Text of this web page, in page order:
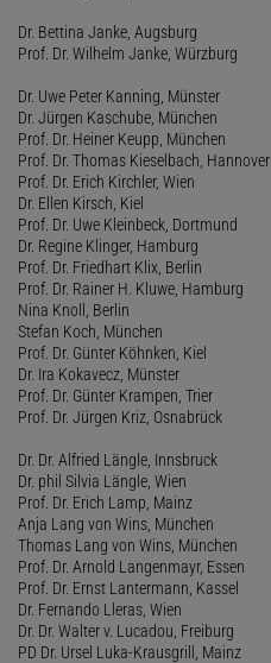
Dr. Bettina Janke, Augsburg
Prof. Dr. Wilhelm Janke, Würzburg
Dr. Uwe Peter Kanning, Münster
Dr. Jürgen Kaschube, München
Prof. Dr. Heiner Keupp, München
Prof. Dr. Thomas Kieselbach, Hannover
Prof. Dr. Erich Kirchler, Wien
Dr. Ellen Kirsch, Kiel
Prof. Dr. Uwe Kleinbeck, Dortmund
Dr. Regine Klinger, Hamburg
Prof. Dr. Friedhart Klix, Berlin
Prof. Dr. Rainer H. Kluwe, Hamburg
Nina Knoll, Berlin
Stefan Koch, München
Prof. Dr. Günter Köhnken, Kiel
Dr. Ira Kokavecz, Münster
Prof. Dr. Günter Krampen, Trier
Prof. Dr. Jürgen Kriz, Osnabrück
Dr. Dr. Alfried Längle, Innsbruck
Dr. phil Silvia Längle, Wien
Prof. Dr. Erich Lamp, Mainz
Anja Lang von Wins, München
Thomas Lang von Wins, München
Prof. Dr. Arnold Langenmayr, Essen
Prof. Dr. Ernst Lantermann, Kassel
Dr. Fernando Lleras, Wien
Dr. Dr. Walter v. Lucadou, Freiburg
PD Dr. Ursel Luka-Krausgrill, Mainz